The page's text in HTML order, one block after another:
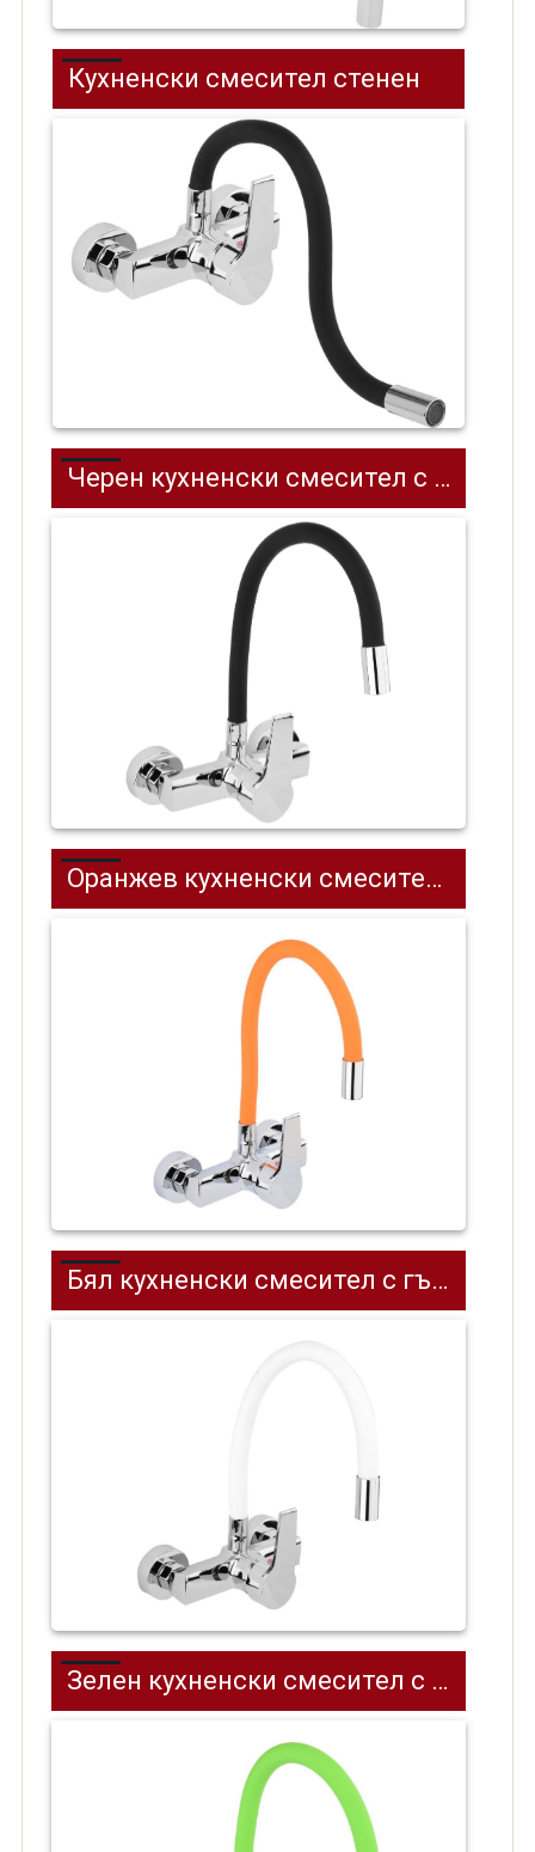
Кухненски смесител стенен
Черен кухненски смесител с гъвкава лебедка стенен
Оранжев кухненски смесител с гъвкава лебедка стенен
Бял кухненски смесител с гъвкава лебедка стенен
Зелен кухненски смесител с гъвкава лебедка стенен